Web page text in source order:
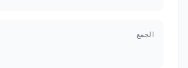
الجمع